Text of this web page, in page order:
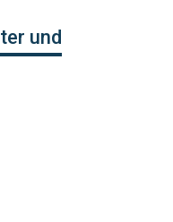
und